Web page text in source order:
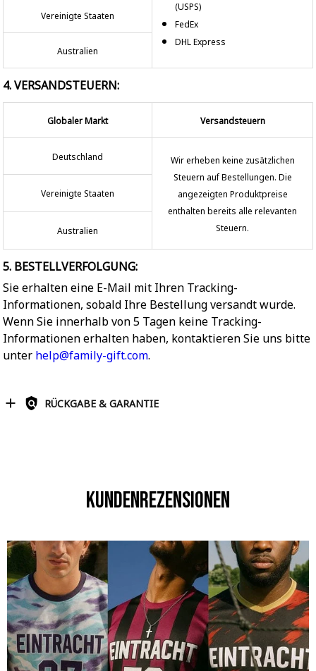
(USPS)
FedEx
DHL Express
Vereinigte Staaten
Australien
4. VERSANDSTEUERN:
Globaler Markt Versandsteuern
Deutschland
Wir erheben keine zusätzlichen
Steuern auf Bestellungen. Die
angezeigten Produktpreise
enthalten bereits alle relevanten
Steuern.
Vereinigte Staaten
Australien
5. BESTELLVERFOLGUNG:
Sie erhalten eine E-Mail mit Ihren Tracking-
Informationen, sobald Ihre Bestellung versandt wurde.
Wenn Sie innerhalb von 5 Tagen keine Tracking-
Informationen erhalten haben, kontaktieren Sie uns bitte
unter help@family-gift.com.
RÜCKGABE & GARANTIE
Kundenrezensionen